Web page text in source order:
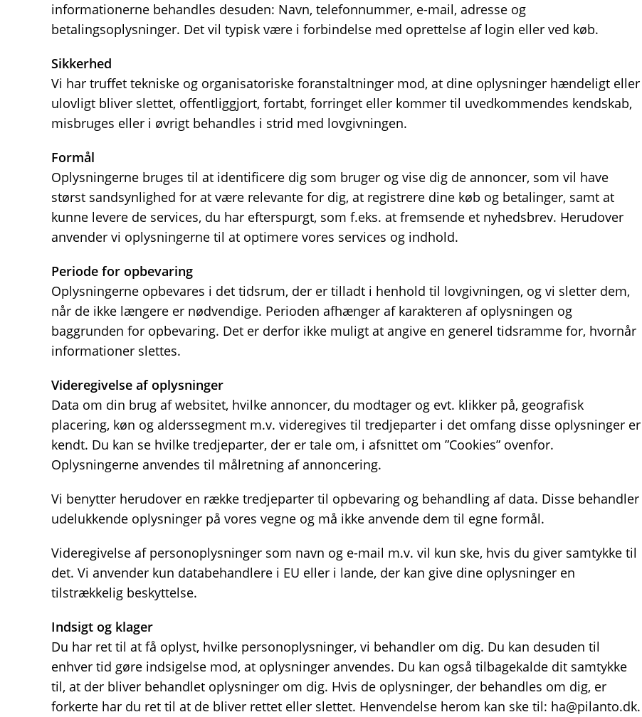
informationerne behandles desuden: Navn, telefonnummer, e-mail, adresse og
betalingsoplysninger. Det vil typisk være i forbindelse med oprettelse af login eller ved køb.
Sikkerhed
Vi har truffet tekniske og organisatoriske foranstaltninger mod, at dine oplysninger hændeligt eller
ulovligt bliver slettet, offentliggjort, fortabt, forringet eller kommer til uvedkommendes kendskab,
misbruges eller i øvrigt behandles i strid med lovgivningen.
Formål
Oplysningerne bruges til at identificere dig som bruger og vise dig de annoncer, som vil have
størst sandsynlighed for at være relevante for dig, at registrere dine køb og betalinger, samt at
kunne levere de services, du har efterspurgt, som f.eks. at fremsende et nyhedsbrev. Herudover
anvender vi oplysningerne til at optimere vores services og indhold.
Periode for opbevaring
Oplysningerne opbevares i det tidsrum, der er tilladt i henhold til lovgivningen, og vi sletter dem,
når de ikke længere er nødvendige. Perioden afhænger af karakteren af oplysningen og
baggrunden for opbevaring. Det er derfor ikke muligt at angive en generel tidsramme for, hvornår
informationer slettes.
Videregivelse af oplysninger
Data om din brug af websitet, hvilke annoncer, du modtager og evt. klikker på, geografisk
placering, køn og alderssegment m.v. videregives til tredjeparter i det omfang disse oplysninger er
kendt. Du kan se hvilke tredjeparter, der er tale om, i afsnittet om ”Cookies” ovenfor.
Oplysningerne anvendes til målretning af annoncering.
Vi benytter herudover en række tredjeparter til opbevaring og behandling af data. Disse behandler
udelukkende oplysninger på vores vegne og må ikke anvende dem til egne formål.
Videregivelse af personoplysninger som navn og e-mail m.v. vil kun ske, hvis du giver samtykke til
det. Vi anvender kun databehandlere i EU eller i lande, der kan give dine oplysninger en
tilstrækkelig beskyttelse.
Indsigt og klager
Du har ret til at få oplyst, hvilke personoplysninger, vi behandler om dig. Du kan desuden til
enhver tid gøre indsigelse mod, at oplysninger anvendes. Du kan også tilbagekalde dit samtykke
til, at der bliver behandlet oplysninger om dig. Hvis de oplysninger, der behandles om dig, er
forkerte har du ret til at de bliver rettet eller slettet. Henvendelse herom kan ske til: ha@pilanto.dk.